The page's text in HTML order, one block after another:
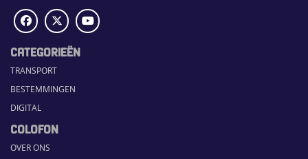
CATEGORIEËN
TRANSPORT
BESTEMMINGEN
DIGITAL
COLOFON
OVER ONS